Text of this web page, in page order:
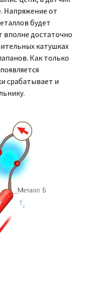
Напряжение от
будет
вполне достаточно
катушках
Как только
срабатывает и